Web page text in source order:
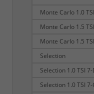
Monte Carlo 1.0
Monte Carlo 1.5
Monte Carlo 1.5
Selection
Selection 1.0 TSI 7-
Selection 1.0 TSI